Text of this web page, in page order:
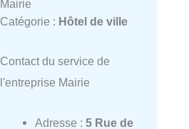
Mairie
Catégorie : Hôtel de ville
Contact du service de
l'entreprise Mairie
Adresse : 5 Rue de